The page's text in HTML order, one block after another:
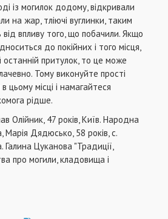
із могилок додому, відкривали
на жар, тліючі вуглинки, таким
впливу того, що побачили. Якщо
до покійних і того місця,
притулок, то це може
Тому виконуйте прості
цьому місці і намагайтеся
рідше.
Олійник, 47 років, Київ. Народна
Марія Дядюсько, 58 років, с.
Галина Цуканова "Традиції,
про могили, кладовища і